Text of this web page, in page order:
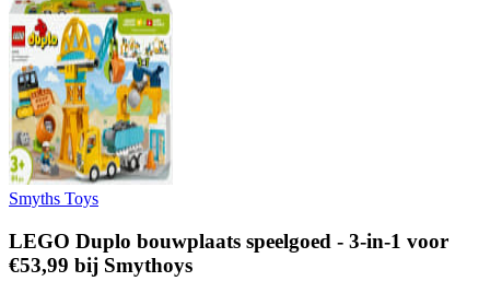
Smyths Toys
LEGO Duplo bouwplaats speelgoed - 3-in-1 voor
€53,99 bij Smythoys